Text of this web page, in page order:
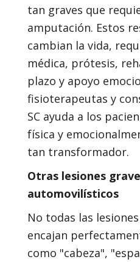
tan graves que
amputación. Estos
cambian la vida,
médica, prótesis,
plazo y apoyo
fisioterapeutas y
SC ayuda a los
física y
tan transformador.
Otras lesiones
automovilísticos
No todas las
encajan
como "cabeza",